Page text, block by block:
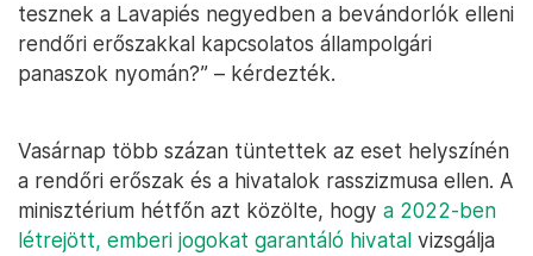
tesznek a Lavapiés negyedben a bevándorlók elleni
rendőri erőszakkal kapcsolatos állampolgári
panaszok nyomán?” – kérdezték.
Vasárnap több százan tüntettek az eset helyszínén
a rendőri erőszak és a hivatalok rasszizmusa ellen. A
minisztérium hétfőn azt közölte, hogy a 2022-ben
létrejött, emberi jogokat garantáló hivatal vizsgálja